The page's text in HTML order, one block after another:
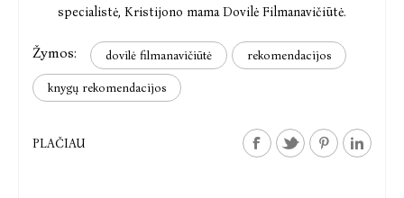
specialistė, Kristijono mama Dovilė Filmanavičiūtė.
Žymos: dovilė filmanavičiūtė rekomendacijos
knygų rekomendacijos
PLAČIAU